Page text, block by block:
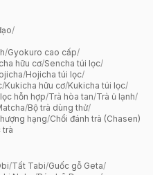
/
/Gyokuro cao cấp/
hữu cơ/Sencha túi lọc/
/Hojicha túi lọc/
/Kukicha hữu cơ/Kukicha túi lọc/
hỗn hợp/Trà hòa tan/Trà ủ lạnh/
/Bộ trà dùng thử/
hạng/Chổi đánh trà (Chasen)
trà
/Tất Tabi/Guốc gỗ Geta/